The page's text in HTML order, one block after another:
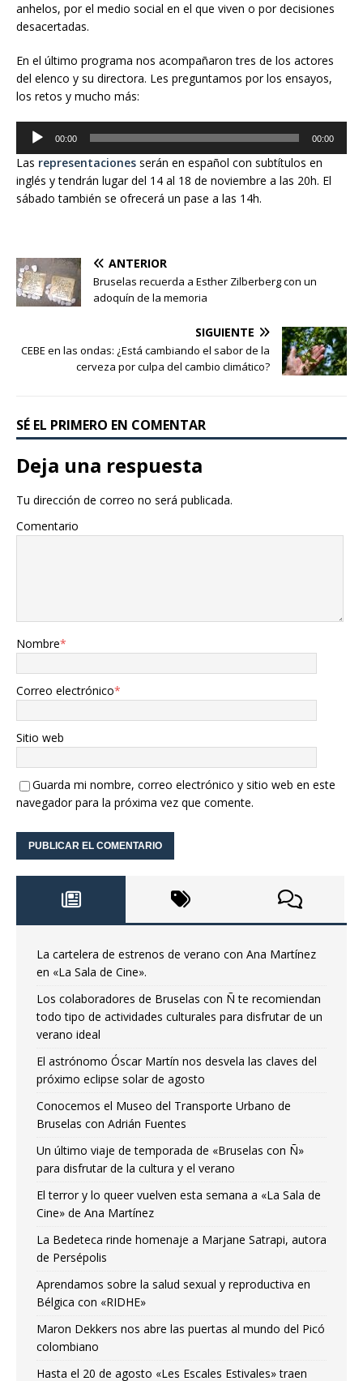
anhelos, por el medio social en el que viven o por decisiones
desacertadas.
En el último programa nos acompañaron tres de los actores
del elenco y su directora. Les preguntamos por los ensayos,
los retos y mucho más:
Reproductor
audio
00:00 00:00
Las representaciones serán en español con subtítulos en
inglés y tendrán lugar del 14 al 18 de noviembre a las 20h. El
sábado también se ofrecerá un pase a las 14h.
ANTERIOR
Bruselas recuerda a Esther Zilberberg con un
adoquín de la memoria
SIGUIENTE
CEBE en las ondas: ¿Está cambiando el sabor de la
cerveza por culpa del cambio climático?
SÉ EL PRIMERO EN COMENTAR
Deja una respuesta
Tu dirección de correo no será publicada.
Comentario
Nombre*
Correo electrónico*
Sitio web
Guarda mi nombre, correo electrónico y sitio web en este
navegador para la próxima vez que comente.
La cartelera de estrenos de verano con Ana Martínez
en «La Sala de Cine».
Los colaboradores de Bruselas con Ñ te recomiendan
todo tipo de actividades culturales para disfrutar de un
verano ideal
El astrónomo Óscar Martín nos desvela las claves del
próximo eclipse solar de agosto
Conocemos el Museo del Transporte Urbano de
Bruselas con Adrián Fuentes
Un último viaje de temporada de «Bruselas con Ñ»
para disfrutar de la cultura y el verano
El terror y lo queer vuelven esta semana a «La Sala de
Cine» de Ana Martínez
La Bedeteca rinde homenaje a Marjane Satrapi, autora
de Persépolis
Aprendamos sobre la salud sexual y reproductiva en
Bélgica con «RIDHE»
Maron Dekkers nos abre las puertas al mundo del Picó
colombiano
Hasta el 20 de agosto «Les Escales Estivales» traen